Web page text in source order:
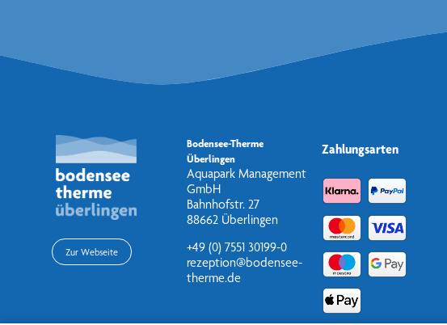
Zur Webseite
Bodensee-Therme
Überlingen
Aquapark Management
GmbH
Bahnhofstr. 27
88662 Überlingen
+49 (0) 7551 30199-0
rezeption@bodensee-
therme.de
Zahlungsarten